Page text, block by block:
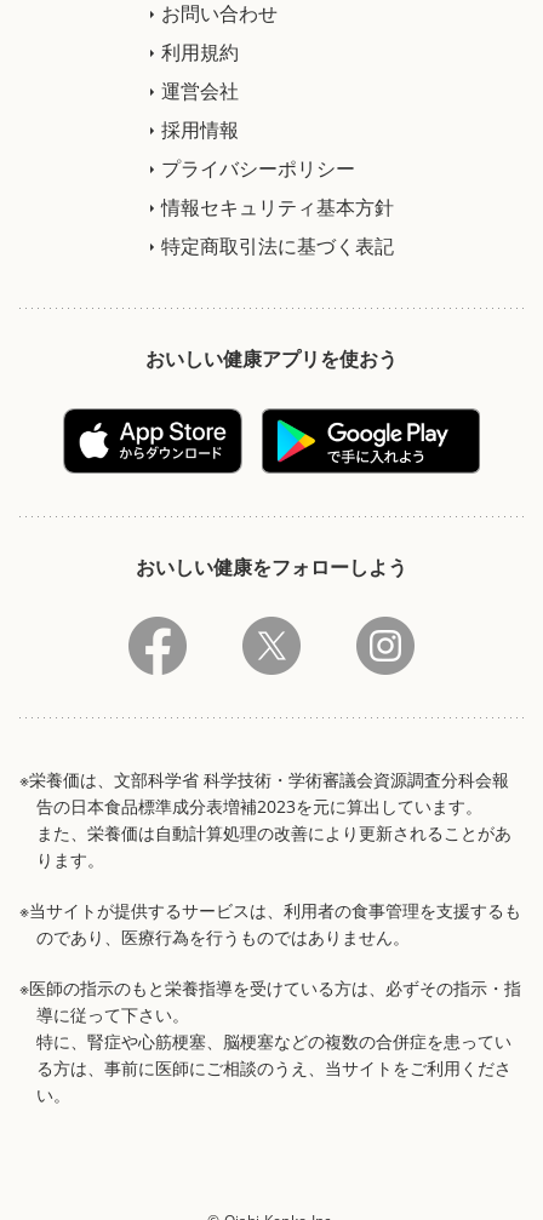
お問い合わせ
利用規約
運営会社
採用情報
プライバシーポリシー
情報セキュリティ基本方針
特定商取引法に基づく表記
おいしい健康アプリを使おう
おいしい健康をフォローしよう
※栄養価は、文部科学省 科学技術・学術審議会資源調査分科会報
告の日本食品標準成分表増補2023を元に算出しています。
また、栄養価は自動計算処理の改善により更新されることがあ
ります。
※当サイトが提供するサービスは、利用者の食事管理を支援するも
のであり、医療行為を行うものではありません。
※医師の指示のもと栄養指導を受けている方は、必ずその指示・指
導に従って下さい。
特に、腎症や心筋梗塞、脳梗塞などの複数の合併症を患ってい
る方は、事前に医師にご相談のうえ、当サイトをご利用くださ
い。